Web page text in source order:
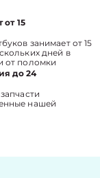
от 15
занимает от 15
дней в
от поломки
до 24
нашей